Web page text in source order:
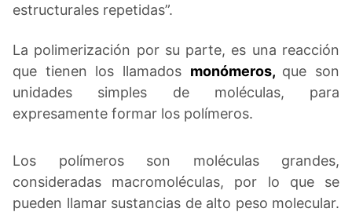
estructurales repetidas”.
La polimerización por su parte, es una reacción
que tienen los llamados monómeros, que son
unidades simples de moléculas, para
expresamente formar los polímeros.
Los polímeros son moléculas grandes,
consideradas macromoléculas, por lo que se
pueden llamar sustancias de alto peso molecular.